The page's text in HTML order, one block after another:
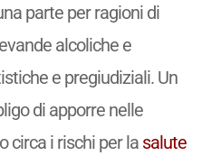
parte per ragioni di
alcoliche e
e pregiudiziali. Un
di apporre nelle
circa i rischi per la salute